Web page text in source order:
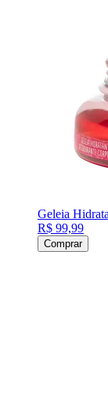
Geleia
R$ 99,99
Comprar